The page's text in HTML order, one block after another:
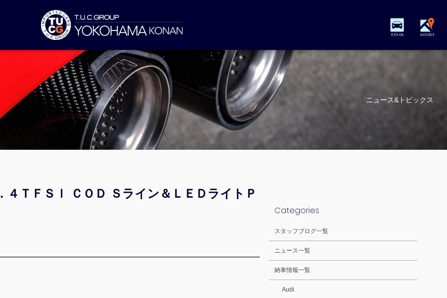
STOCK ACCESS
ニュース&トピックス
ＴＦＳＩ ＣＯＤ Ｓライン＆ＬＥＤライトＰ
Categories
スタッフブログ一覧
ニュース一覧
納車情報一覧
Audi